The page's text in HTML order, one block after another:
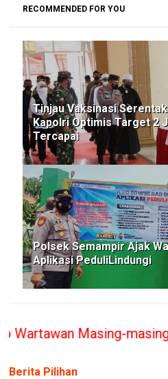
RECOMMENDED FOR YOU
Tinjau Vaksinasi
Kapolri Optimis Target 2
Tercapai
Polsek Semampir Ajak
Aplikasi PeduliLindungi
masing, PT. BERITA
Berita Pilihan